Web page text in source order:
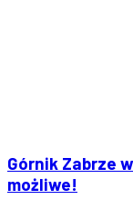
Górnik Zabrze
możliwe!